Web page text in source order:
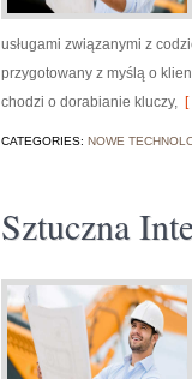
usługami związanymi z
przygotowany z myślą o
chodzi o dorabianie kluczy,
CATEGORIES: NOWE
Sztuczna